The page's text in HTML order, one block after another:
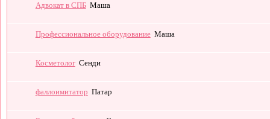
Адвокат в СПБ Маша
Профессиональное оборудование Маша
Косметолог Сенди
фаллоимитатор Патар